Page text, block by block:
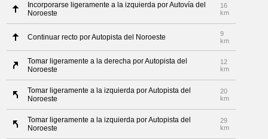
Incorporarse ligeramente a la izquierda por Autovía del
Noroeste
16
km
Continuar recto por Autopista del Noroeste
9
km
Tomar ligeramente a la derecha por Autopista del
Noroeste
12
km
Tomar ligeramente a la izquierda por Autopista del
Noroeste
20
km
Tomar ligeramente a la izquierda por Autopista del
Noroeste
29
km